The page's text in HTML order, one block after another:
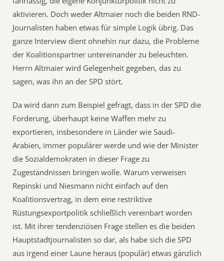
aktivieren. Doch weder Altmaier noch die beiden RND-
Journalisten haben etwas für simple Logik übrig. Das
ganze Interview dient ohnehin nur dazu, die Probleme
der Koalitionspartner untereinander zu beleuchten.
Herrn Altmaier wird Gelegenheit gegeben, das zu
sagen, was ihn an der SPD stört.
Da wird dann zum Beispiel gefragt, dass in der SPD die
Forderung, überhaupt keine Waffen mehr zu
exportieren, insbesondere in Länder wie Saudi-
Arabien, immer populärer werde und wie der Minister
die Sozialdemokraten in dieser Frage zu
Zugeständnissen bringen wolle. Warum verweisen
Repinski und Niesmann nicht einfach auf den
Koalitionsvertrag, in dem eine restriktive
Rüstungsexportpolitik schließlich vereinbart worden
ist. Mit ihrer tendenziösen Frage stellen es die beiden
Hauptstadtjournalisten so dar, als habe sich die SPD
aus irgend einer Laune heraus (populär) etwas gänzlich